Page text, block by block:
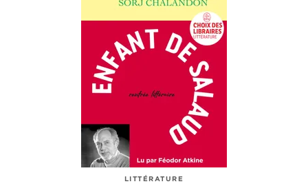
LITTÉRATURE